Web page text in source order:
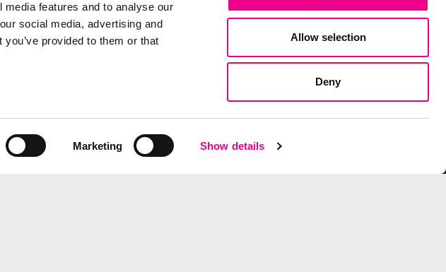
features and to analyse our
social media, advertising and
provided to them or that
Marketing Show details
Allow selection
Deny
branche- en
Benelux
van Merken-